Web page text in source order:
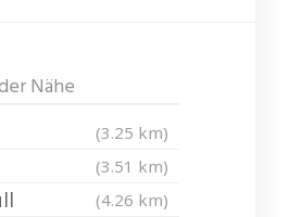
Nähe
(3.25 km)
(3.51 km)
(4.26 km)